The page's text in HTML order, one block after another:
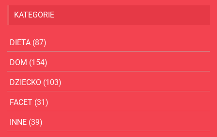
KATEGORIE
DIETA (87)
DOM (154)
DZIECKO (103)
FACET (31)
INNE (39)